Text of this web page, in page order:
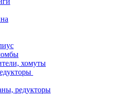
хомуты
редукторы